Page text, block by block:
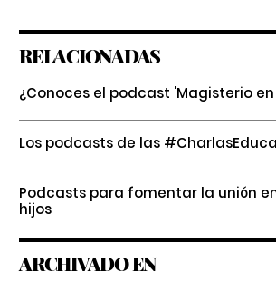
RELACIONADAS
¿Conoces el podcast 'Magisterio
Los podcasts de las
Podcasts para fomentar la unión
hijos
ARCHIVADO EN